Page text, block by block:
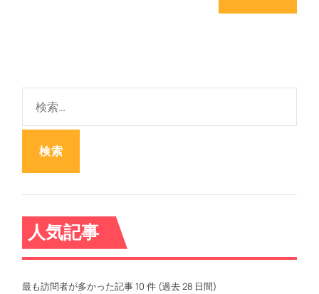
:
人気記事
最も訪問者が多かった記事 10 件 (過去 28 日間)